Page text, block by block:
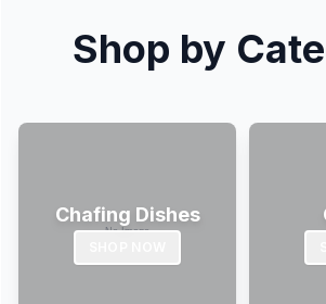
Shop by
Chafing Dishes